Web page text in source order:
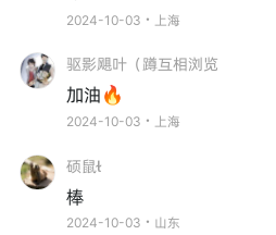
2024-10-03・上海
驱影飓叶（蹲互相浏览
加油🔥
2024-10-03・上海
硕鼠
棒
2024-10-03・山东